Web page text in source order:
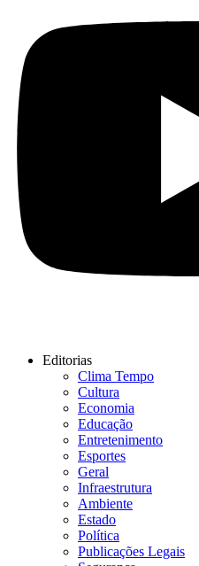
Editorias
Clima Tempo
Cultura
Economia
Educação
Entretenimento
Esportes
Geral
Infraestrutura
Ambiente
Estado
Política
Publicações Legais